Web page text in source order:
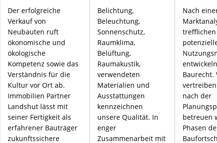
Der erfolgreiche
Verkauf von
Neubauten ruft
ökonomische und
ökologische
Kompetenz sowie das
Verständnis für die
Kultur vor Ort ab.
Immobilien Partner
Landshut lässt mit
seiner Fertigkeit als
erfahrener Bauträger
zukunftssichere
Belichtung,
Beleuchtung,
Sonnenschutz,
Raumklima,
Belüftung,
Raumakustik,
verwendeten
Materialien und
Ausstattungen
kennzeichnen
unsere Qualität. In
enger
Zusammenarbeit mit
Nach
trefflichen
Baurecht.
nach der
betreuen
Phasen